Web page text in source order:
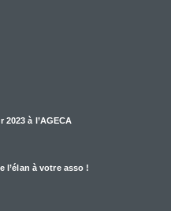
à l’AGECA
l’élan à votre asso !